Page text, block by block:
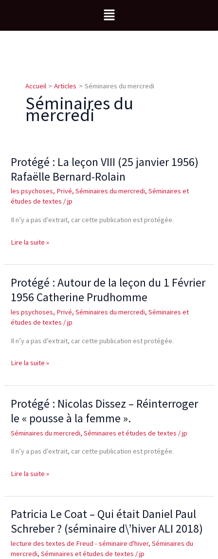
contenu
Menu
Accueil Articles Séminaires du mercredi
Séminaires du
mercredi
Protégé : La leçon VIII (25 janvier 1956)
Rafaëlle Bernard-Rolain
les psychoses, Privé,Séminaires du mercredi,Séminaires et
études de textes /jp
Il n’y a pas d’extrait, car cette publication est protégée.
Protégé :
La
leçon
VIII
janvier
Rafaëlle
Rolain
Lire la suite »
Protégé : Autour de la leçon du 1 Février
1956 Catherine Prudhomme
les psychoses, Privé,Séminaires du mercredi,Séminaires et
études de textes /jp
Il n’y a pas d’extrait, car cette publication est protégée.
Protégé :
Autour
de
la
leçon
du
Février
Catherine
Prudhomme
Lire la suite »
Protégé : Nicolas Dissez – Réinterroger
le « pousse à la femme ».
Séminaires du mercredi,Séminaires et études de textes /jp
Il n’y a pas d’extrait, car cette publication est protégée.
Protégé :
Nicolas
Dissez
–
Réinterroger
«
à
femme
».
Lire la suite »
Patricia Le Coat – Qui était Daniel Paul
Schreber ? (séminaire d\’hiver ALI 2018)
lecture des textes de Freud - séminaire d'hiver,Séminaires du
mercredi,Séminaires et études de textes /jp
Patricia
Le
–